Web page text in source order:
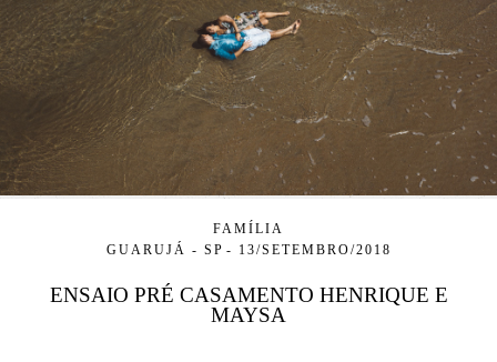
FAMÍLIA
GUARUJÁ - SP
13/SETEMBRO/2018
ENSAIO PRÉ CASAMENTO HENRIQUE E
MAYSA